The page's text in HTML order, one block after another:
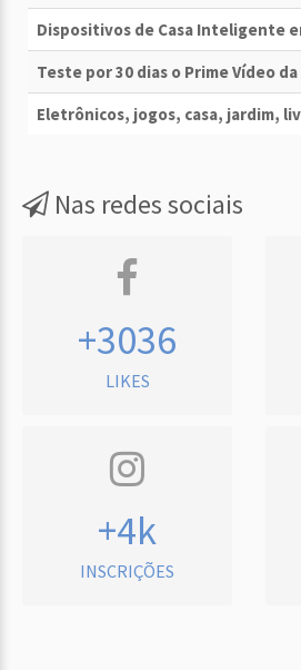
Dispositivos de Casa Inteligente
Teste por 30 dias o Prime Vídeo da
Eletrônicos, jogos, casa, jardim,
Nas redes sociais
+3036
LIKES
+4k
INSCRIÇÕES